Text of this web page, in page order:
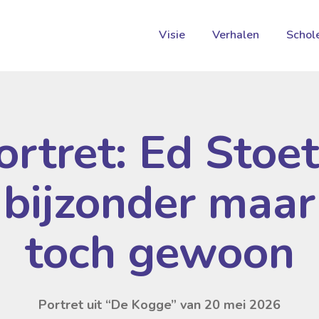
Visie Verhalen
Ed
bijzonder maar
toch gewoon
Portret uit “De Kogge” van 20 mei 2026